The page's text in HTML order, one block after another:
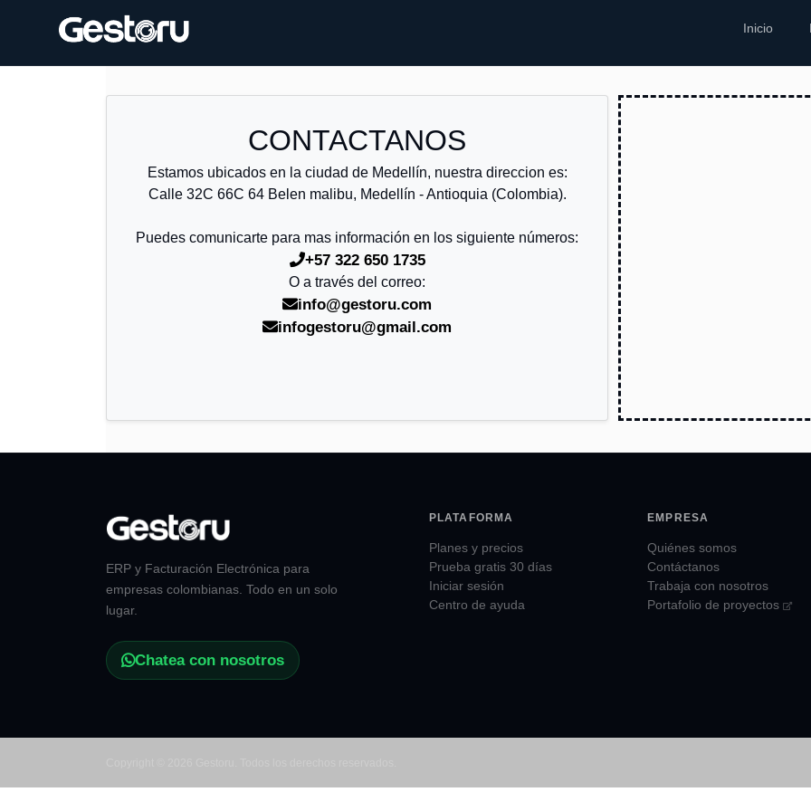
Inicio
CONTACTANOS
Estamos ubicados en la ciudad de Medellín, nuestra direccion es:
Calle 32C 66C 64 Belen malibu, Medellín - Antioquia (Colombia).
Puedes comunicarte para mas información en los siguiente números:
+57 322 650 1735
O a través del correo:
info@gestoru.com
infogestoru@gmail.com
ERP y Facturación Electrónica para
empresas colombianas. Todo en un solo
lugar.
Chatea con nosotros
PLATAFORMA
Planes y precios
Prueba gratis 30 días
Iniciar sesión
Centro de ayuda
EMPRESA
Quiénes somos
Contáctanos
Trabaja con nosotros
Portafolio de proyectos